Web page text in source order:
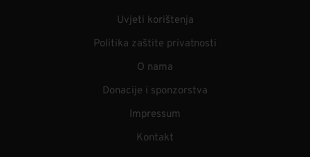
Uvjeti korištenja
Politika zaštite privatnosti
O nama
Donacije i sponzorstva
Impressum
Kontakt